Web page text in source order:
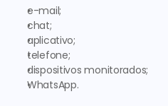
e-mail;
chat;
aplicativo;
telefone;
dispositivos monitorados;
WhatsApp.